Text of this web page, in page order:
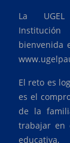
La UGEL
bienvenida
El reto es
es el
de la
trabajar en